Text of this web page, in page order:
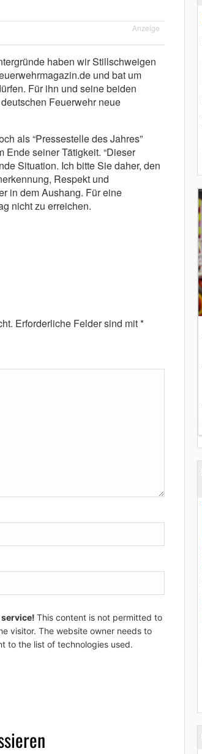
Anzeige
haben wir Stillschweigen
und bat um
Für ihn und seine beiden
Feuerwehr neue
als “Pressestelle des Jahres”
Ende seiner Tätigkeit. “Dieser
Situation. Ich bitte Sie daher, den
Respekt und
in dem Aushang. Für eine
nicht zu erreichen.
Erforderliche Felder sind mit*
service! This content is not permitted to
visitor. The website owner needs to
to the list of technologies used.